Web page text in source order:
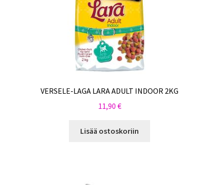
VERSELE-LAGA LARA ADULT INDOOR 2KG
11,90 €
Lisää ostoskoriin